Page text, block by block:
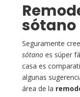
sótano
Seguramente
sótanoes súper
casa es
algunas
área de la